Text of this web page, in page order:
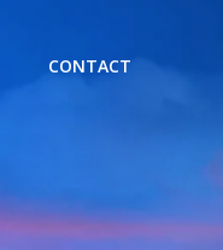
CONTACT